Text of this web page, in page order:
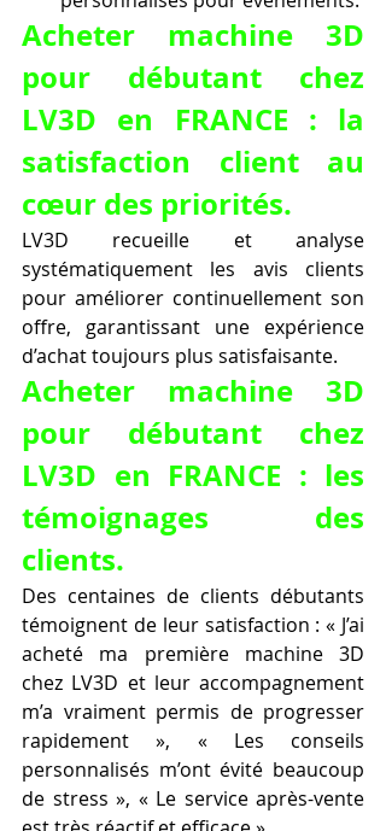
Acheter machine 3D
pour débutant chez
LV3D en FRANCE : la
satisfaction client au
cœur des priorités.
LV3D recueille et analyse
systématiquement les avis clients
pour améliorer continuellement son
offre, garantissant une expérience
d’achat toujours plus satisfaisante.
Acheter machine 3D
pour débutant chez
LV3D en FRANCE : les
témoignages des
clients.
Des centaines de clients débutants
témoignent de leur satisfaction : « J’ai
acheté ma première machine 3D
chez LV3D et leur accompagnement
m’a vraiment permis de progresser
rapidement », « Les conseils
personnalisés m’ont évité beaucoup
de stress », « Le service après-vente